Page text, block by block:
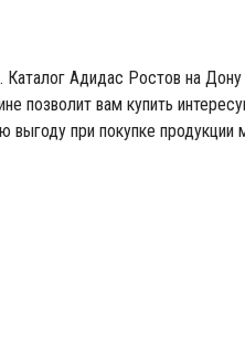
Каталог Адидас Ростов на
позволит вам купить
при покупке продукции